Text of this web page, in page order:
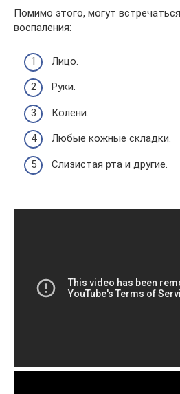
Помимо этого, могут
воспаления:
Лицо.
Руки.
Колени.
Любые кожные складки.
Слизистая рта и другие.